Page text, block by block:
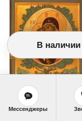
В наличии
Мессенджеры